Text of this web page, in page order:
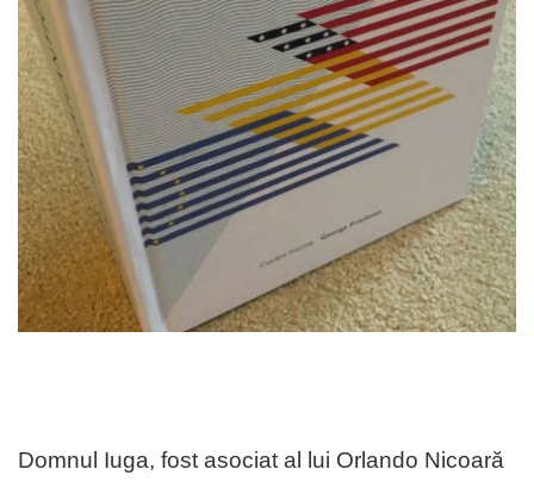
Domnul Iuga, fost asociat al lui Orlando Nicoară